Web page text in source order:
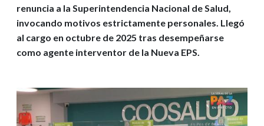
renuncia a la Superintendencia Nacional de Salud,
invocando motivos estrictamente personales. Llegó
al cargo en octubre de 2025 tras desempeñarse
como agente interventor de la Nueva EPS.